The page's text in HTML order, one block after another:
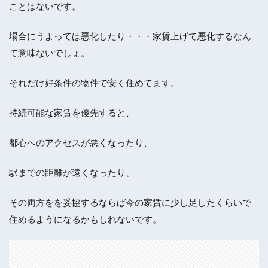
ことはないです。
場合にうよっては悪化したり・・・家賃上げて悪化するなん
て意味ないでしょ。
それだけ好条件の物件で安く住めてます。
持続可能な家賃を優先すると、
都心へのアクセスが悪くなったり、
駅までの距離が遠くなったり、
その両方をを妥協するならば今の家賃に少し足したくらいで
住めるようになるかもしれないです。